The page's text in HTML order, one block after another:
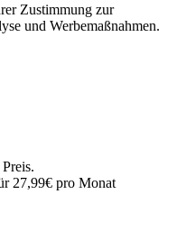
Zustimmung zur
und Werbemaßnahmen.
27,99€ pro Monat